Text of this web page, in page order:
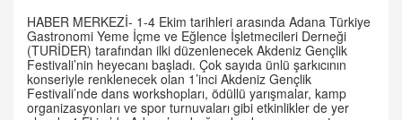
HABER MERKEZİ- 1-4 Ekim tarihleri arasında Adana Türkiye
Gastronomi Yeme İçme ve Eğlence İşletmecileri Derneği
(TURİDER) tarafından ilki düzenlenecek Akdeniz Gençlik
Festivali’nin heyecanı başladı. Çok sayıda ünlü şarkıcının
konseriyle renklenecek olan 1’inci Akdeniz Gençlik
Festivali’nde dans workshopları, ödüllü yarışmalar, kamp
organizasyonları ve spor turnuvaları gibi etkinlikler de yer